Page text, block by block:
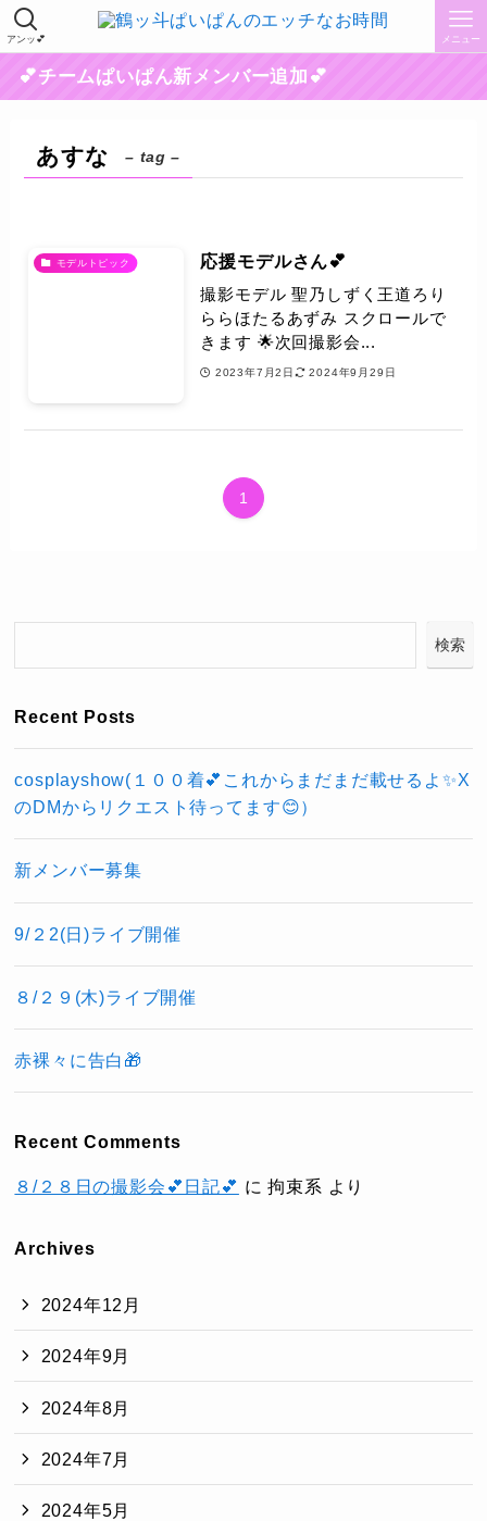
アンッ💕 メニュー
💕チームぱいぱん新メンバー追加💕
あすな – tag –
モデルトピック 応援モデルさん💕
撮影モデル 聖乃しずく王道ろり
ららほたるあずみ スクロールで
きます 🌟次回撮影会...
2023年7月2日 2024年9月29日
1
検索
Recent Posts
cosplayshow(１００着💕これからまだまだ載せるよ✨X
のDMからリクエスト待ってます😊）
新メンバー募集
9/２2(日)ライブ開催
８/２９(木)ライブ開催
赤裸々に告白🎁
Recent Comments
８/２８日の撮影会💕日記💕 に拘束系 より
Archives
2024年12月
2024年9月
2024年8月
2024年7月
2024年5月